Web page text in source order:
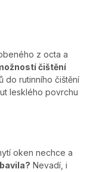
z octa a
čištění
do rutinního čištění
lesklého povrchu
oken nechce a
Nevadí, i